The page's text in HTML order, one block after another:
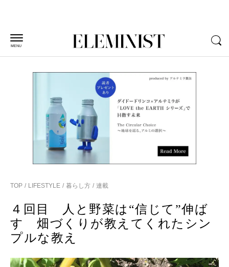
MENU
TOP LIFESTYLE 暮らし方 連載
４回目 人と野菜は“信じて”伸ば
す 畑づくりが教えてくれたシン
プルな教え